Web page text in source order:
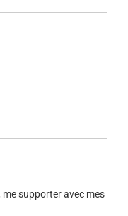
supporter avec mes